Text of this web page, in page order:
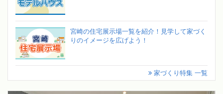
宮崎の住宅展示場一覧を紹介！見学して家づく
りのイメージを広げよう！
家づくり特集 一覧